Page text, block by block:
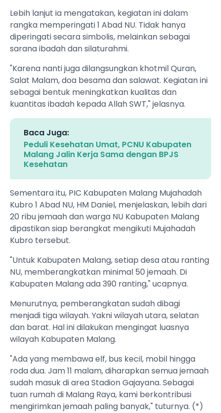
Lebih lanjut ia mengatakan, kegiatan ini dalam
rangka memperingati 1 Abad NU. Tidak hanya
diperingati secara simbolis, melainkan sebagai
sarana ibadah dan silaturahmi.
"Karena nanti juga dilangsungkan khotmil Quran,
Salat Malam, doa besama dan salawat. Kegiatan ini
sebagai bentuk meningkatkan kualitas dan
kuantitas ibadah kepada Allah SWT," jelasnya.
Baca Juga:
Peduli Kesehatan Umat, PCNU Kabupaten
Malang Jalin Kerja Sama dengan BPJS
Kesehatan
Sementara itu, PIC Kabupaten Malang Mujahadah
Kubro 1 Abad NU, HM Daniel, menjelaskan, lebih dari
20 ribu jemaah dan warga NU Kabupaten Malang
dipastikan siap berangkat mengikuti Mujahadah
Kubro tersebut.
"Untuk Kabupaten Malang, setiap desa atau ranting
NU, memberangkatkan minimal 50 jemaah. Di
Kabupaten Malang ada 390 ranting," ucapnya.
Menurutnya, pemberangkatan sudah dibagi
menjadi tiga wilayah. Yakni wilayah utara, selatan
dan barat. Hal ini dilakukan mengingat luasnya
wilayah Kabupaten Malang.
"Ada yang membawa elf, bus kecil, mobil hingga
roda dua. Jam 11 malam, diharapkan semua jemaah
sudah masuk di area Stadion Gajayana. Sebagai
tuan rumah di Malang Raya, kami berkontribusi
mengirimkan jemaah paling banyak," tuturnya. (*)